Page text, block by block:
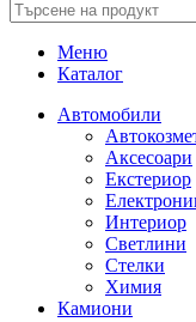
Меню
Каталог
Автомобили
Аксесоари
Екстериор
Интериор
Светлини
Стелки
Химия
Камиони